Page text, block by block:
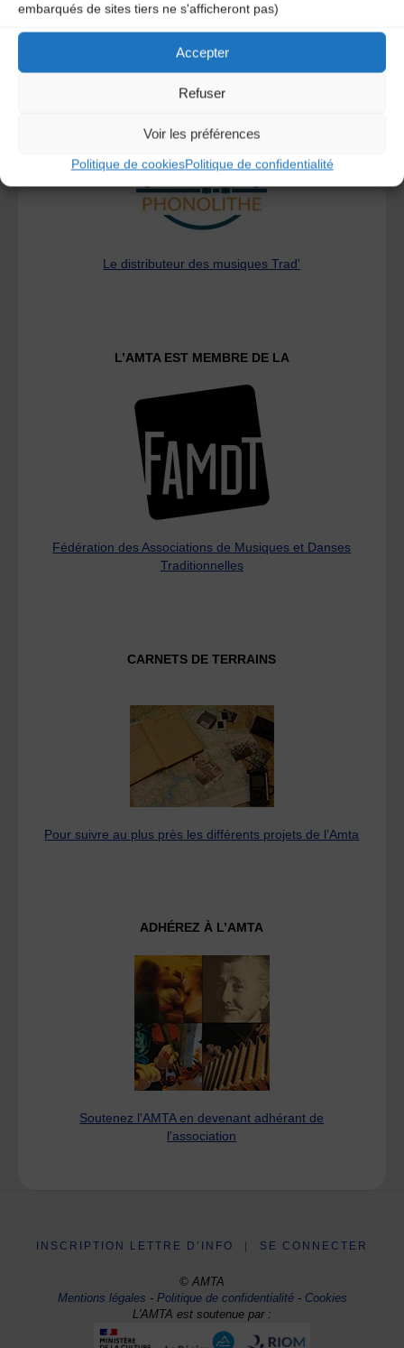
embarqués de sites tiers ne s'afficheront pas)
Accepter
Refuser
Voir les préférences
Politique de cookiesPolitique de confidentialité
Le distributeur des musiques Trad'
L’AMTA EST MEMBRE DE LA
Fédération des Associations de Musiques et Danses
Traditionnelles
CARNETS DE TERRAINS
Pour suivre au plus près les différents projets de l’Amta
ADHÉREZ À L’AMTA
Soutenez l'AMTA en devenant adhérant de
l'association
INSCRIPTION LETTRE D’INFO SE CONNECTER
© AMTA
Mentions légales -Politique de confidentialité- Cookies
L'AMTA est soutenue par :